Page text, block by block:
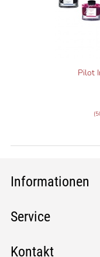
Pilot
Informationen
Service
Kontakt